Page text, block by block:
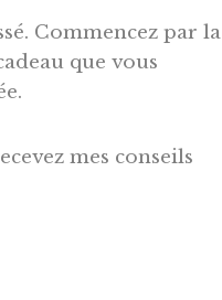
Commencez par la
que vous
mes conseils